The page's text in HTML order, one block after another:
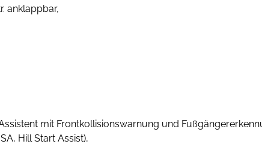
anklappbar,
mit Frontkollisionswarnung und
Hill Start Assist),